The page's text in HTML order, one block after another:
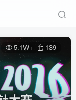
5.1W+ 139